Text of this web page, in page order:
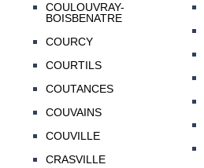
COULOUVRAY-
BOISBENATRE
COURCY
COURTILS
COUTANCES
COUVAINS
COUVILLE
CRASVILLE